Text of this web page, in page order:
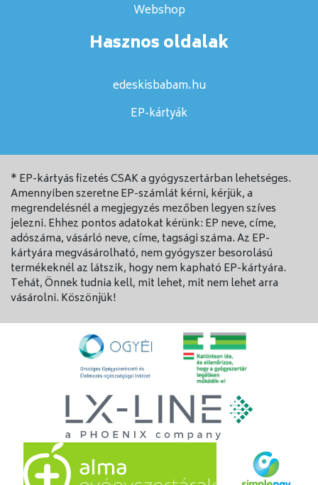
Webshop
Hasznos oldalak
edeskisbabam.hu
EP-kártyák
* EP-kártyás fizetés CSAK a gyógyszertárban lehetséges.
Amennyiben szeretne EP-számlát kérni, kérjük, a
megrendelésnél a megjegyzés mezőben legyen szíves
jelezni. Ehhez pontos adatokat kérünk: EP neve, címe,
adószáma, vásárló neve, címe, tagsági száma. Az EP-
kártyára megvásárolható, nem gyógyszer besorolású
termékeknél az látszik, hogy nem kapható EP-kártyára.
Tehát, Önnek tudnia kell, mit lehet, mit nem lehet arra
vásárolni. Köszönjük!